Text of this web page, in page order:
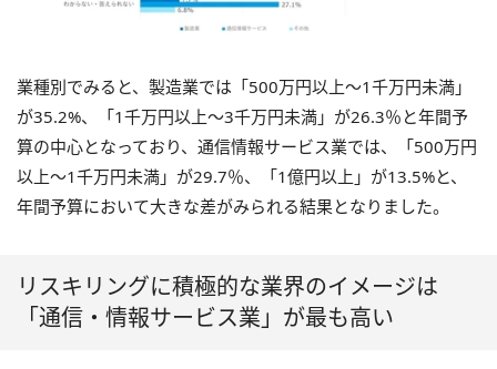
業種別でみると、製造業では「500万円以上〜1千万円未満」
が35.2%、「1千万円以上〜3千万円未満」が26.3％と年間予
算の中心となっており、通信情報サービス業では、「500万円
以上〜1千万円未満」が29.7％、「1億円以上」が13.5%と、
年間予算において大きな差がみられる結果となりました。
リスキリングに積極的な業界のイメージは
「通信・情報サービス業」が最も高い